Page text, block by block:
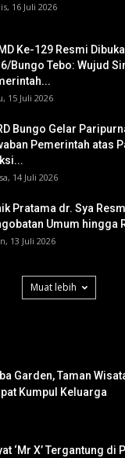
16 Juli 2026
Ke-129 Resmi
Bungo Tebo: Wujud
15 Juli 2026
Bungo Gelar
Pemerintah atas
14 Juli 2026
Pratama dr. Sya
Umum hingga
13 Juli 2026
Muat lebih
Garden, Taman
Kumpul Keluarga
‘Mr X’ Tergantung di